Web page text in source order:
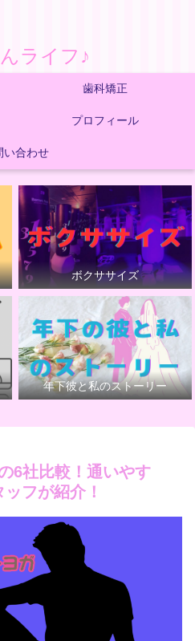
ライフ♪
歯科矯正
プロフィール
い合わせ
ボクササイズ
年下彼と私のストーリー
6社比較！通いやす
フが紹介！